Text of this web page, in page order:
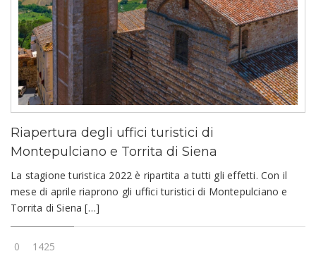
Riapertura degli uffici turistici di
Montepulciano e Torrita di Siena
La stagione turistica 2022 è ripartita a tutti gli effetti. Con il
mese di aprile riaprono gli uffici turistici di Montepulciano e
Torrita di Siena […]
0 1425